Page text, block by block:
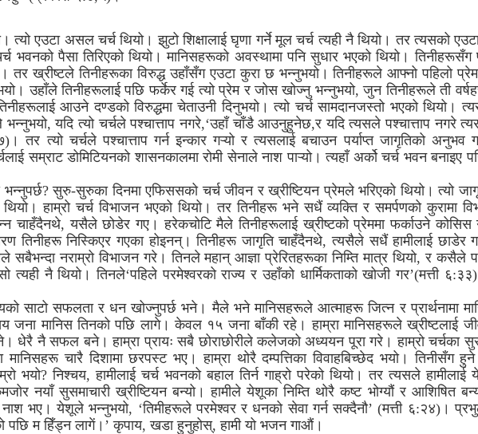
त्यो एउटा असल चर्च थियो। झुटो शिक्षालाई घृणा गर्ने मूल चर्च त्यही नै थियो। तर त्यसको
भवनको पैसा तिरिएको थियो। मानिसहरूको अवस्थामा पनि सुधार भएको थियो।
ख्रीष्टले तिनीहरूका विरुद्ध उहाँसँग एउटा कुरा छ भन्नुभयो। तिनीहरूले आफ्नो पहिलो प्रेम
उहाँले तिनीहरूलाई पछि फर्केर गई त्यो प्रेम र जोस खोज्नु भन्नुभयो, जुन तिनीहरूले ती
आउने दण्डको विरुद्धमा चेताउनी दिनुभयो। त्यो चर्च सामदानजस्तो भएको थियो।
भन्नुभयो, यदि त्यो चर्चले पश्चात्ताप नगरे,‘उहाँ चाँडै आउनुहुनेछ,र यदि त्यसले पश्चात्ताप नगरे
तर त्यो चर्चले पश्चात्ताप गर्न इन्कार गऱ्यो र त्यसलाई बचाउन पर्याप्त जागृतिको अनुभव
सम्राट डोमिटियनको शासनकालमा रोमी सेनाले नाश पाऱ्यो। त्यहाँ अर्को चर्च भवन बनाइए
सुरु-सुरुका दिनमा एफिससको चर्च जीवन र ख्रीष्टियन प्रेमले भरिएको थियो। त्यो
हाम्रो चर्च विभाजन भएको थियो। तर तिनीहरू भने सधैं व्यक्ति र समर्पणको कुरामा
चाहँदैनथे, यसैले छोडेर गए। हरेकचोटि मैले तिनीहरूलाई ख्रीष्टको प्रेममा फर्काउने कोसिस
तिनीहरू निस्किएर गएका होइनन्। तिनीहरू जागृति चाहँदैनथे, त्यसैले सधैं हामीलाई छाडेर
नराम्रो विभाजन गरे। तिनले महान् आज्ञा प्रेरितहरूका निम्ति मात्र थियो, र कसैले
नै थियो। तिनले‘पहिले परमेश्वरको राज्य र उहाँको धार्मिकताको खोजी गर’(मत्ती
साटो सफलता र धन खोज्नुपर्छ भने। मैले भने मानिसहरूले आत्माहरू जित्न र प्रार्थनामा
जना मानिस तिनको पछि लागे। केवल १५ जना बाँकी रहे। हाम्रा मानिसहरूले ख्रीष्टलाई
धेरै नै सफल बने। हाम्रा प्रायः सबै छोराछोरीले कलेजको अध्ययन पूरा गरे। हाम्रो चर्चका
चारै दिशामा छरपस्ट भए। हाम्रा थोरै दम्पत्तिका विवाहबिच्छेद भयो। तिनीसँग हुने
भयो? निश्चय, हामीलाई चर्च भवनको बहाल तिर्न गाह्रो परेको थियो। तर त्यसले हामीलाई
नयाँ सुसमाचारी ख्रीष्टियन बन्यो। हामीले येशूका निम्ति थोरै कष्ट भोग्यौं र आशिषित
नाश भए। येशूले भन्नुभयो, ‘तिमीहरूले परमेश्वर र धनको सेवा गर्न सक्दैनौ’ (मत्ती ६:२४)।
पछि म हिँड्न लागें।’ कृपाय, खडा हुनुहोस्, हामी यो भजन गाऔं।